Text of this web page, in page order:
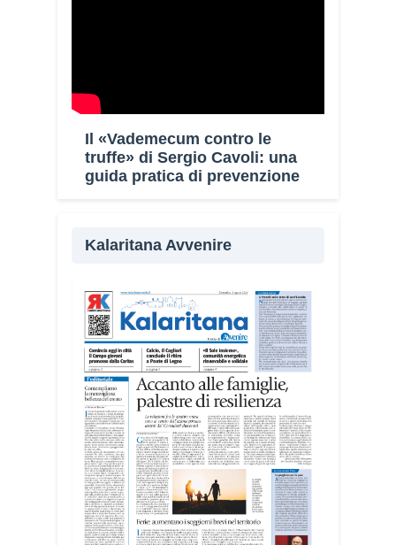
Il «Vademecum contro le
truffe» di Sergio Cavoli: una
guida pratica di prevenzione
Kalaritana Avvenire